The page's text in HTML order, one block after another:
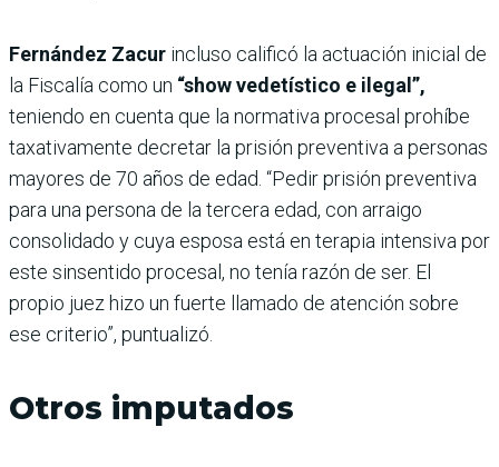
Fernández Zacur incluso calificó la actuación inicial de
la Fiscalía como un “show vedetístico e ilegal”,
teniendo en cuenta que la normativa procesal prohíbe
taxativamente decretar la prisión preventiva a personas
mayores de 70 años de edad. “Pedir prisión preventiva
para una persona de la tercera edad, con arraigo
consolidado y cuya esposa está en terapia intensiva por
este sinsentido procesal, no tenía razón de ser. El
propio juez hizo un fuerte llamado de atención sobre
ese criterio”, puntualizó.
Otros imputados